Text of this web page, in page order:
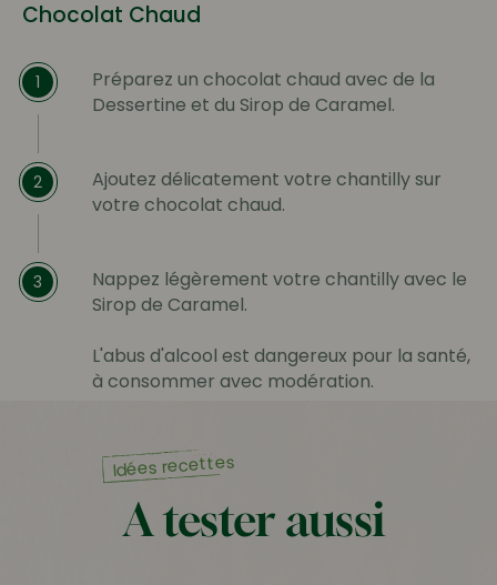
Chocolat Chaud
1
Préparez un chocolat chaud avec de la
Dessertine et du Sirop de Caramel.
2
Ajoutez délicatement votre chantilly sur
votre chocolat chaud.
3
Nappez légèrement votre chantilly avec le
Sirop de Caramel.
L'abus d'alcool est dangereux pour la santé,
à consommer avec modération.
Idées recettes
A tester aussi